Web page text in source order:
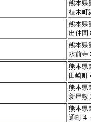
熊本県
植木町
熊本県
出仲間
熊本県
水前寺
熊本県
田崎町
熊本県
新屋敷
熊本県
通町４